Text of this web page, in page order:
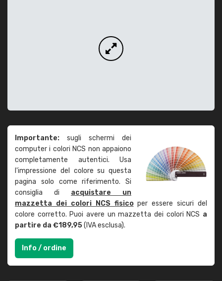
Importante: sugli schermi dei
computer i colori NCS non appaiono
completamente autentici. Usa
l'impressione del colore su questa
pagina solo come riferimento. Si
consiglia di acquistare un
mazzetta dei colori NCS fisicoper essere sicuri del
colore corretto. Puoi avere un mazzetta dei colori NCS a
partire da €189,95(IVA esclusa).
Info / ordine